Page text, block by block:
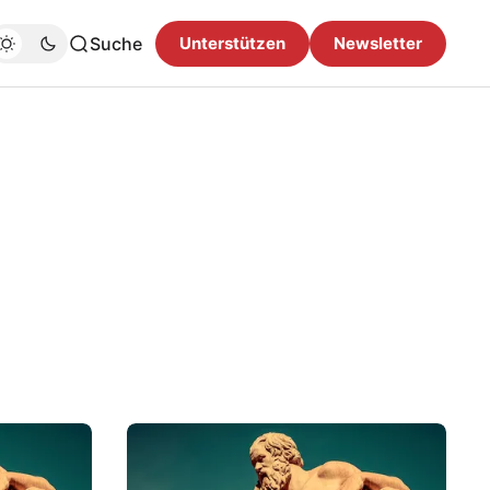
Suche Unterstützen Newsletter